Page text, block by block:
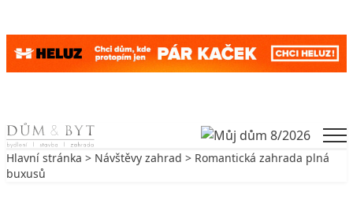
Skip to content
Hlavní stránka > Návštěvy zahrad > Romantická zahrada plná
buxusů